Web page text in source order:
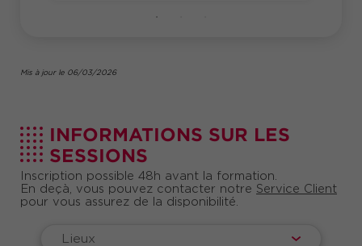
Mis à jour le 06/03/2026
INFORMATIONS SUR LES
SESSIONS
Inscription possible 48h avant la formation.
En deçà, vous pouvez contacter notre Service Client
pour vous assurez de la disponibilité.
Lieux